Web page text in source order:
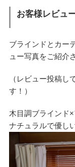
お客様レビュ
ブラインドとカー
ュー写真をご紹介
（レビュー投稿し
す！）
木目調ブラインド
ナチュラルで優し